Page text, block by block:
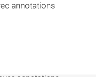
annotations